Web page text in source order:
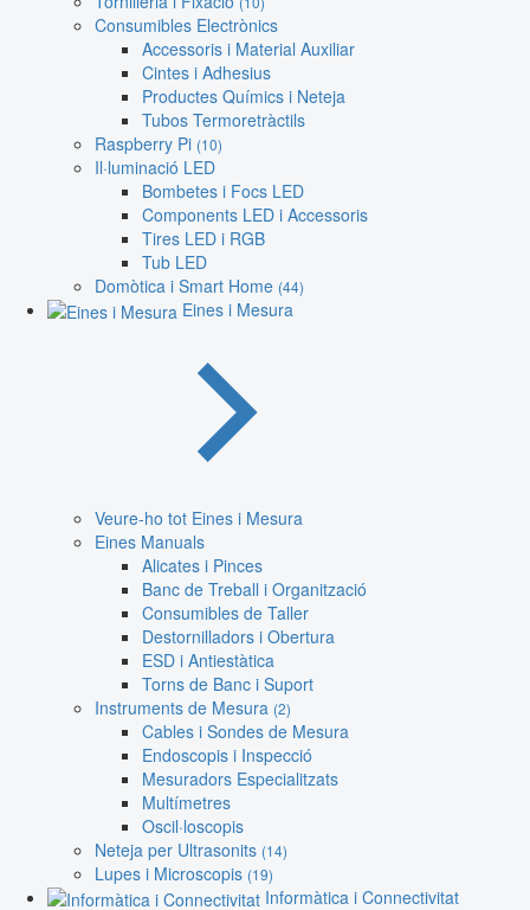
Consumibles Electrònics
Accessoris i Material Auxiliar
Cintes i Adhesius
Productes Químics i Neteja
Tubos Termoretràctils
Raspberry Pi (10)
Il·luminació LED
Bombetes i Focs LED
Components LED i Accessoris
Tires LED i RGB
Tub LED
Domòtica i Smart Home (44)
Eines i Mesura
Veure-ho tot Eines i Mesura
Eines Manuals
Alicates i Pinces
Banc de Treball i Organització
Consumibles de Taller
Destornilladors i Obertura
ESD i Antiestàtica
Torns de Banc i Suport
Instruments de Mesura (2)
Cables i Sondes de Mesura
Endoscopis i Inspecció
Mesuradors Especialitzats
Multímetres
Oscil·loscopis
Neteja per Ultrasonits (14)
Lupes i Microscopis (19)
Informàtica i Connectivitat